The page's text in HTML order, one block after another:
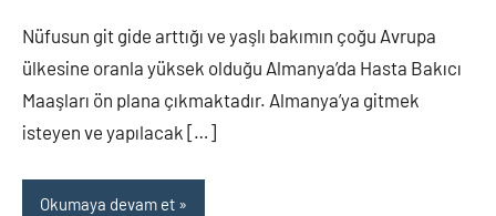
Nüfusun git gide arttığı ve yaşlı bakımın çoğu Avrupa
ülkesine oranla yüksek olduğu Almanya’da Hasta Bakıcı
Maaşları ön plana çıkmaktadır. Almanya’ya gitmek
isteyen ve yapılacak […]
Okumaya devam et